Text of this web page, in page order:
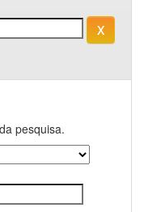
pesquisa.